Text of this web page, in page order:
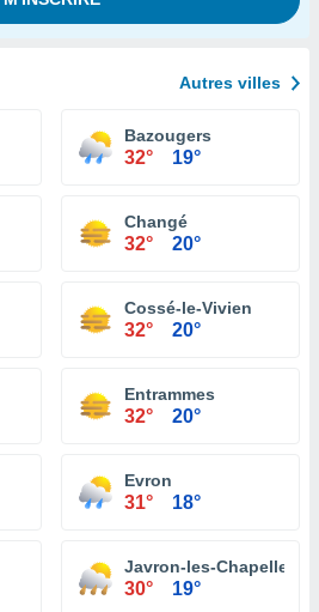
Autres villes
Bazougers
32° 19°
Changé
32° 20°
Cossé-le-Vivien
32° 20°
Entrammes
32° 20°
Evron
31° 18°
Javron-les-Chapelles
30° 19°